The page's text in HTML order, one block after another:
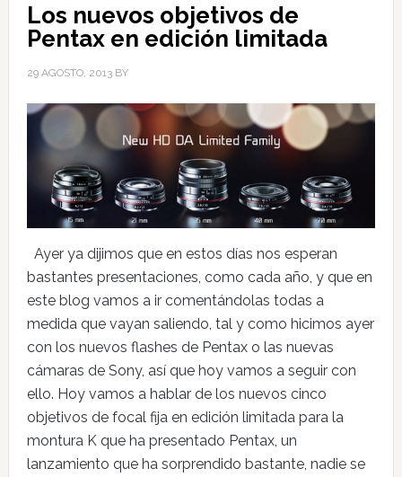
Los nuevos objetivos de
Pentax en edición limitada
29 AGOSTO, 2013BY
Ayer ya dijimos que en estos días nos esperan
bastantes presentaciones, como cada año, y que en
este blog vamos a ir comentándolas todas a
medida que vayan saliendo, tal y como hicimos ayer
con los nuevos flashes de Pentax o las nuevas
cámaras de Sony, así que hoy vamos a seguir con
ello. Hoy vamos a hablar de los nuevos cinco
objetivos de focal fija en edición limitada para la
montura K que ha presentado Pentax, un
lanzamiento que ha sorprendido bastante, nadie se